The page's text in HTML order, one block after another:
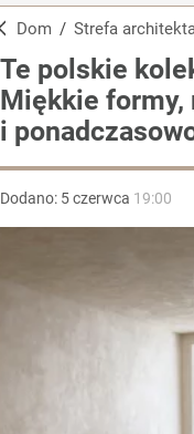
Dom / Strefa
Te polskie
Miękkie formy,
i
Dodano: 5czerwca 19:00